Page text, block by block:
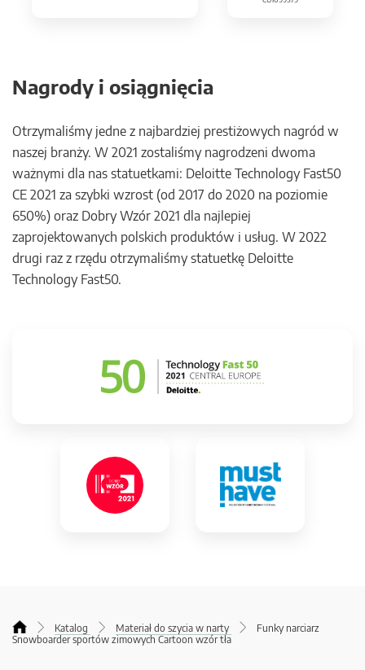
Nagrody i osiągnięcia
Otrzymaliśmy jedne z najbardziej prestiżowych nagród w
naszej branży. W 2021 zostaliśmy nagrodzeni dwoma
ważnymi dla nas statuetkami: Deloitte Technology Fast50
CE 2021 za szybki wzrost (od 2017 do 2020 na poziomie
650%) oraz Dobry Wzór 2021 dla najlepiej
zaprojektowanych polskich produktów i usług. W 2022
drugi raz z rzędu otrzymaliśmy statuetkę Deloitte
Technology Fast50.
Katalog Materiał do szycia w narty
Funky narciarz
Snowboarder sportów zimowych Cartoon wzór tła